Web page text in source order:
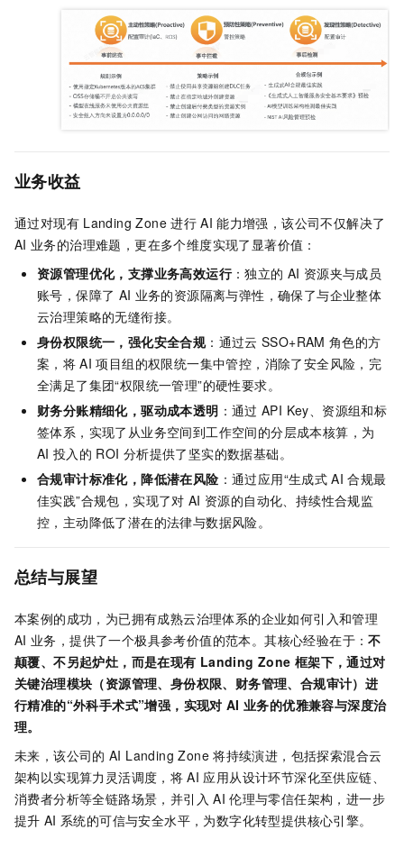
业务收益
通过对现有 Landing Zone 进行 AI 能力增强，该公司不仅解决了
AI 业务的治理难题，更在多个维度实现了显著价值：
资源管理优化，支撑业务高效运行：独立的 AI 资源夹与成员
账号，保障了 AI 业务的资源隔离与弹性，确保了与企业整体
云治理策略的无缝衔接。
身份权限统一，强化安全合规：通过云 SSO+RAM 角色的方
案，将 AI 项目组的权限统一集中管控，消除了安全风险，完
全满足了集团“权限统一管理”的硬性要求。
财务分账精细化，驱动成本透明 ：通过 API Key、资源组和标
签体系，实现了从业务空间到工作空间的分层成本核算，为
AI 投入的 ROI 分析提供了坚实的数据基础。
合规审计标准化，降低潜在风险 ：通过应用“生成式 AI 合规最
佳实践”合规包，实现了对 AI 资源的自动化、持续性合规监
控，主动降低了潜在的法律与数据风险。
总结与展望
本案例的成功，为已拥有成熟云治理体系的企业如何引入和管理
AI 业务，提供了一个极具参考价值的范本。其核心经验在于：不
颠覆、不另起炉灶，而是在现有 Landing Zone 框架下，通过对
关键治理模块（资源管理、身份权限、财务管理、合规审计）进
行精准的“外科手术式”增强，实现对 AI 业务的优雅兼容与深度治
理。
未来，该公司的 AI Landing Zone 将持续演进，包括探索混合云
架构以实现算力灵活调度，将 AI 应用从设计环节深化至供应链、
消费者分析等全链路场景，并引入 AI 伦理与零信任架构，进一步
提升 AI 系统的可信与安全水平，为数字化转型提供核心引擎。